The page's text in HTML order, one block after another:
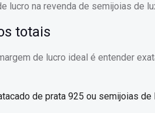
lucro na revenda de semijoias de
totais
de lucro ideal é entender
de prata 925 ou semijoias